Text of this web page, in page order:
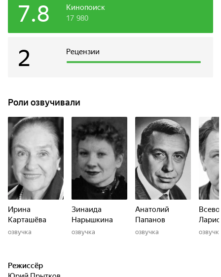
Кинопоиск
7.8 17 980
Рецензии
2
Роли озвучивали
Ирина
Карташёва
озвучка
Зинаида
Нарышкина
озвучка
Анатолий
Папанов
озвучка
Режиссёр